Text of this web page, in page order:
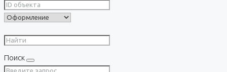
Поиск